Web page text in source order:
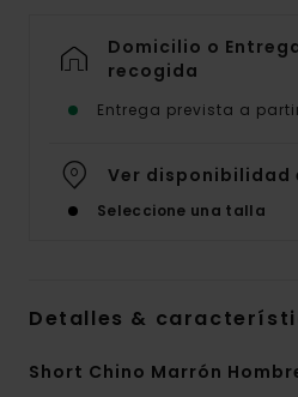
Domicilio o
recogida
Entrega prevista a
Ver disponibilidad
Seleccione una talla
Detalles &
Short Chino Marrón